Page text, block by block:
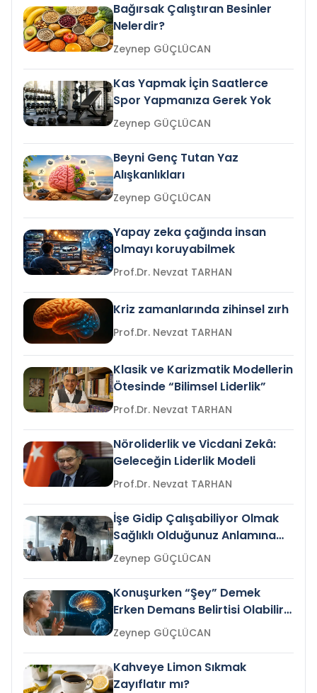
Bağırsak Çalıştıran Besinler
Nelerdir?
Zeynep GÜÇLÜCAN
Kas Yapmak İçin Saatlerce
Spor Yapmanıza Gerek Yok
Zeynep GÜÇLÜCAN
Beyni Genç Tutan Yaz
Alışkanlıkları
Zeynep GÜÇLÜCAN
Yapay zeka çağında insan
olmayı koruyabilmek
Prof.Dr. Nevzat TARHAN
Kriz zamanlarında zihinsel zırh
Prof.Dr. Nevzat TARHAN
Klasik ve Karizmatik Modellerin
Ötesinde “Bilimsel Liderlik”
Prof.Dr. Nevzat TARHAN
Nöroliderlik ve Vicdani Zekâ:
Geleceğin Liderlik Modeli
Prof.Dr. Nevzat TARHAN
İşe Gidip Çalışabiliyor Olmak
Sağlıklı Olduğunuz Anlamına
Gelir mi?Zeynep GÜÇLÜCAN
Konuşurken “Şey” Demek
Erken Demans Belirtisi Olabilir
mi?
Zeynep GÜÇLÜCAN
Kahveye Limon Sıkmak
Zayıflatır mı?